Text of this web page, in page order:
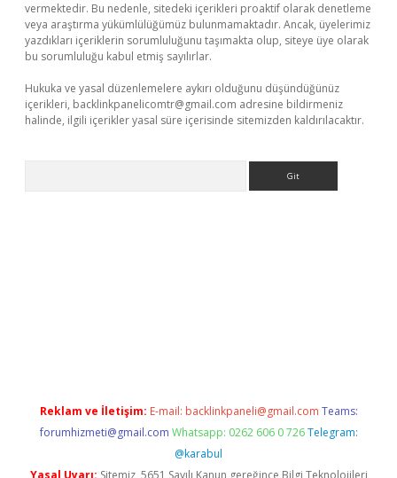
vermektedir. Bu nedenle, sitedeki içerikleri proaktif olarak denetleme
veya araştırma yükümlülüğümüz bulunmamaktadır. Ancak, üyelerimiz
yazdıkları içeriklerin sorumluluğunu taşımakta olup, siteye üye olarak
bu sorumluluğu kabul etmiş sayılırlar.
Hukuka ve yasal düzenlemelere aykırı olduğunu düşündüğünüz
içerikleri, backlinkpanelicomtr@gmail.com adresine bildirmeniz
halinde, ilgili içerikler yasal süre içerisinde sitemizden kaldırılacaktır.
Reklam ve İletişim: E-mail: backlinkpaneli@gmail.com Teams:
forumhizmeti@gmail.com Whatsapp: 0262 606 0 726 Telegram:
@karabul
Yasal Uyarı: Sitemiz, 5651 Sayılı Kanun gereğince Bilgi Teknolojileri